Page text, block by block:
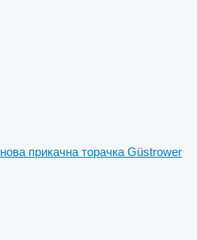
нова прикачна торачка Güstrower